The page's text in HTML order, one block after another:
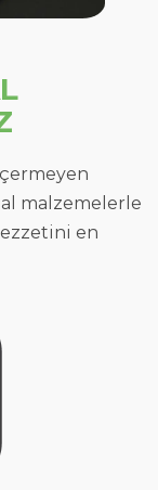
malzemelerle
en